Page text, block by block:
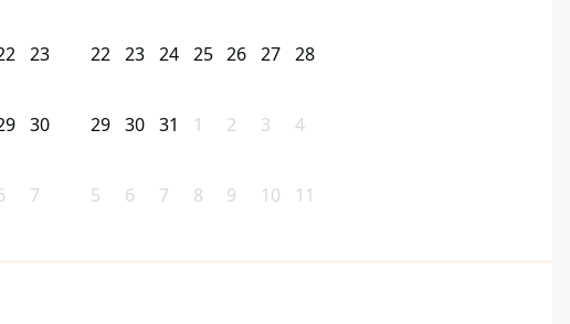
23
30
7
22 23 24 25 26 27 28
29 30 31 1 2 3 4
5 6 7 8 9 10 11